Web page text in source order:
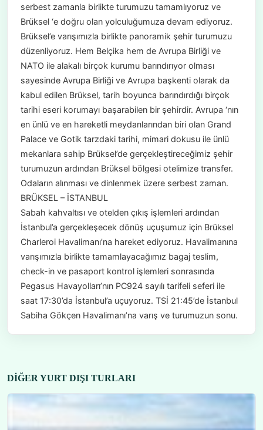
serbest zamanla birlikte turumuzu tamamlıyoruz ve
Brüksel ‘e doğru olan yolculuğumuza devam ediyoruz.
Brüksel’e varışımızla birlikte panoramik şehir turumuzu
düzenliyoruz. Hem Belçika hem de Avrupa Birliği ve
NATO ile alakalı birçok kurumu barındırıyor olması
sayesinde Avrupa Birliği ve Avrupa başkenti olarak da
kabul edilen Brüksel, tarih boyunca barındırdığı birçok
tarihi eseri korumayı başarabilen bir şehirdir. Avrupa ‘nın
en ünlü ve en hareketli meydanlarından biri olan Grand
Palace ve Gotik tarzdaki tarihi, mimari dokusu ile ünlü
mekanlara sahip Brüksel’de gerçekleştireceğimiz şehir
turumuzun ardından Brüksel bölgesi otelimize transfer.
Odaların alınması ve dinlenmek üzere serbest zaman.
BRÜKSEL – İSTANBUL
Sabah kahvaltısı ve otelden çıkış işlemleri ardından
İstanbul’a gerçekleşecek dönüş uçuşumuz için Brüksel
Charleroi Havalimanı’na hareket ediyoruz. Havalimanına
varışımızla birlikte tamamlayacağımız bagaj teslim,
check-in ve pasaport kontrol işlemleri sonrasında
Pegasus Havayolları’nın PC924 sayılı tarifeli seferi ile
saat 17:30’da İstanbul’a uçuyoruz. TSİ 21:45’de İstanbul
Sabiha Gökçen Havalimanı’na varış ve turumuzun sonu.
DIĞER YURT DIŞI TURLARI